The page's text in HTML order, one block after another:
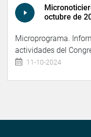
octubre de
Microprograma.
actividades del
11-10-2024